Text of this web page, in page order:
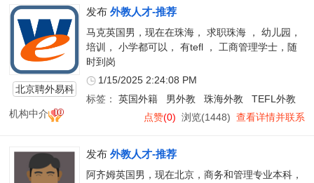
北京聘外易科
机构中介
发布 外教人才-推荐
马克英国男，现在在珠海， 求职珠海 ， 幼儿园，
培训， 小学都可以， 有tefl ， 工商管理学士，随
时到岗
1/15/2025 2:24:08 PM
标签： 英国外籍 男外教 珠海外教
TEFL外教
点赞(0) 浏览(1448) 查看详情并联系
发布 外教人才-推荐
阿齐姆英国男，现在北京，商务和管理专业本科，